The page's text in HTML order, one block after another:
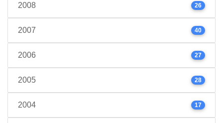
2008 26
2007 40
2006 27
2005 28
2004 17